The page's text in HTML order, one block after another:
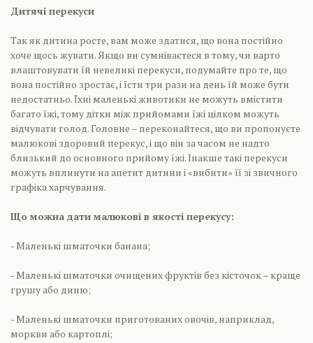
Дитячі перекуси
Так як дитина росте, вам може здатися, що вона постійно
хоче щось жувати. Якщо ви сумніваєтеся в тому, чи варто
влаштовувати їй невеликі перекуси, подумайте про те, що
вона постійно зростає, і їсти три рази на день їй може бути
недостатньо. Їхні маленькі животики не можуть вмістити
багато їжі, тому дітки між прийомами їжі цілком можуть
відчувати голод. Головне – переконайтеся, що ви пропонуєте
малюкові здоровий перекус, і що він за часом не надто
близький до основного прийому їжі. Інакше такі перекуси
можуть вплинути на апетит дитини і «вибити» її зі звичного
графіка харчування.
Що можна дати малюкові в якості перекусу:
- Маленькі шматочки банана;
- Маленькі шматочки очищених фруктів без кісточок – краще
грушу або диню;
- Маленькі шматочки приготованих овочів, наприклад,
моркви або картоплі;